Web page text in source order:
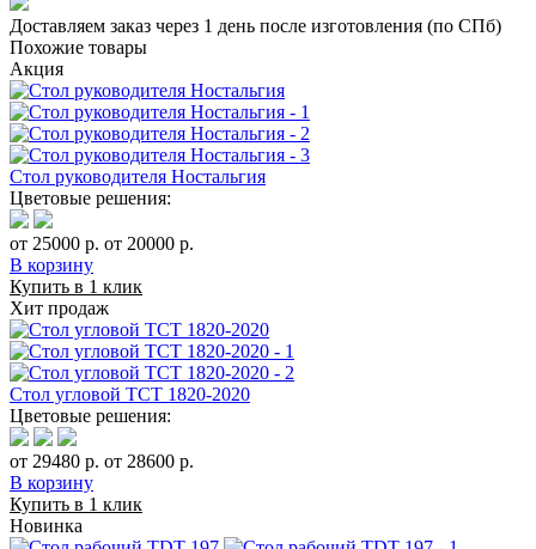
Доставляем заказ через 1 день после изготовления (по СПб)
Похожие товары
Акция
Стол руководителя Ностальгия
Цветовые решения:
от 25000 р. от 20000 р.
В корзину
Купить в 1 клик
Хит продаж
Стол угловой TCT 1820-2020
Цветовые решения:
от 29480 р. от 28600 р.
В корзину
Купить в 1 клик
Новинка